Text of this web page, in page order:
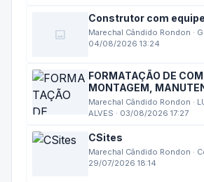
image
Construtor com
Marechal Cândido Rondon ·
04/08/2026 13:24
FORMATAÇÃO DE
MONTAGEM,
Marechal Cândido Rondon ·
ALVES · 03/08/2026 17:27
CSites
Marechal Cândido Rondon ·
29/07/2026 18:14